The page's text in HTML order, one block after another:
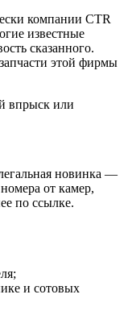
компании CTR
известные
сказанного.
этой фирмы
впрыск или
новинка —
от камер,
по ссылке.
и сотовых